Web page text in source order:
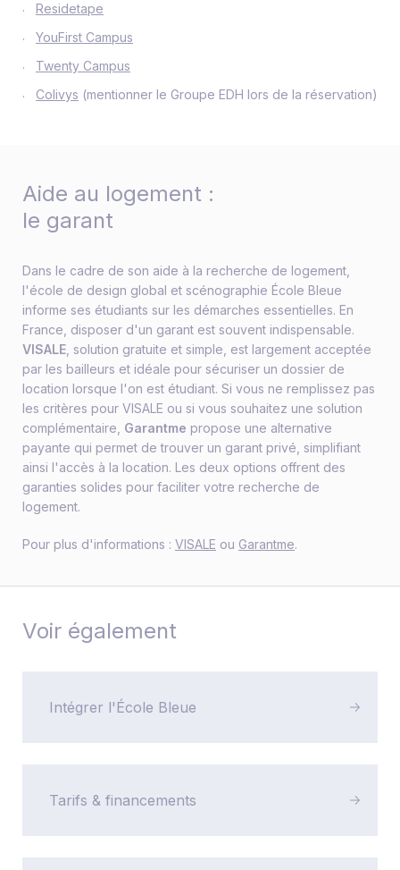
Residetape
YouFirst Campus
Twenty Campus
Colivys (mentionner le Groupe EDH lors de la réservation)
Aide au logement :
le garant
Dans le cadre de son aide à la recherche de logement,
l'école de design global et scénographie École Bleue
informe ses étudiants sur les démarches essentielles. En
France, disposer d'un garant est souvent indispensable.
VISALE , solution gratuite et simple, est largement acceptée
par les bailleurs et idéale pour sécuriser un dossier de
location lorsque l'on est étudiant. Si vous ne remplissez pas
les critères pour VISALE ou si vous souhaitez une solution
complémentaire, Garantme propose une alternative
payante qui permet de trouver un garant privé, simplifiant
ainsi l'accès à la location. Les deux options offrent des
garanties solides pour faciliter votre recherche de
logement.
Pour plus d'informations : VISALE ou Garantme.
Voir également
Intégrer l'École Bleue
Tarifs & financements